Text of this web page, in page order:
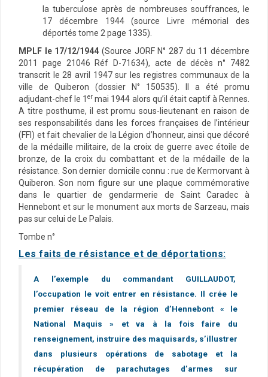
la tuberculose après de nombreuses souffrances, le
17 décembre 1944 (source Livre mémorial des
déportés tome 2 page 1335).
MPLF le 17/12/1944 (Source JORF N° 287 du 11 décembre
2011 page 21046 Réf D-71634), acte de décès n° 7482
transcrit le 28 avril 1947 sur les registres communaux de la
ville de Quiberon (dossier N° 150535). Il a été promu
adjudant-chef le 1er mai 1944 alors qu’il était captif à Rennes.
A titre posthume, il est promu sous-lieutenant en raison de
ses responsabilités dans les forces françaises de l’intérieur
(FFI) et fait chevalier de la Légion d’honneur, ainsi que décoré
de la médaille militaire, de la croix de guerre avec étoile de
bronze, de la croix du combattant et de la médaille de la
résistance. Son dernier domicile connu : rue de Kermorvant à
Quiberon. Son nom figure sur une plaque commémorative
dans le quartier de gendarmerie de Saint Caradec à
Hennebont et sur le monument aux morts de Sarzeau, mais
pas sur celui de Le Palais.
Tombe n°
Les faits de résistance et de déportations:
A l’exemple du commandant GUILLAUDOT,
l’occupation le voit entrer en résistance. Il crée le
premier réseau de la région d’Hennebont « le
National Maquis » et va à la fois faire du
renseignement, instruire des maquisards, s’illustrer
dans plusieurs opérations de sabotage et la
récupération de parachutages d’armes sur